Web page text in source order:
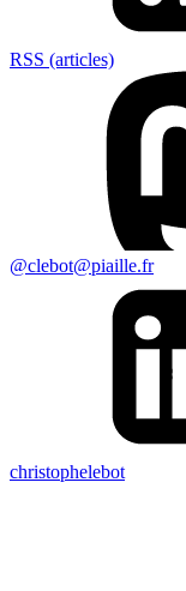
RSS (articles)
@clebot@piaille.fr
christophelebot